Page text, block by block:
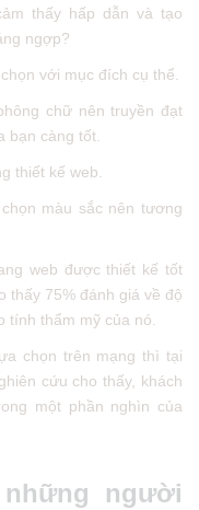
thấy hấp dẫn và tạo
ngợp?
với mục đích cụ thể.
chữ nên truyền đạt
bạn càng tốt.
thiết kế web.
màu sắc nên tương
web được thiết kế tốt
thấy 75% đánh giá về độ
thẩm mỹ của nó.
chọn trên mạng thì tại
cứu cho thấy, khách
một phần nghìn của
người